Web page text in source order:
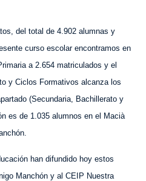
del total de 4.902 alumnas y
curso escolar encontramos en
a 2.654 matriculados y el
y Ciclos Formativos alcanza los
(Secundaria, Bachillerato y
es de 1.035 alumnos en el Macià
han difundido hoy estos
Manchón y al CEIP Nuestra